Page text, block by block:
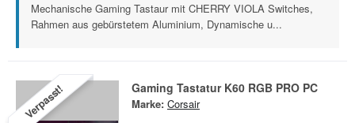
Mechanische Gaming Tastaur mit CHERRY VIOLA Switches,
Rahmen aus gebürstetem Aluminium, Dynamische u...
Verpasst! Gaming Tastatur K60 RGB PRO PC
Marke: Corsair